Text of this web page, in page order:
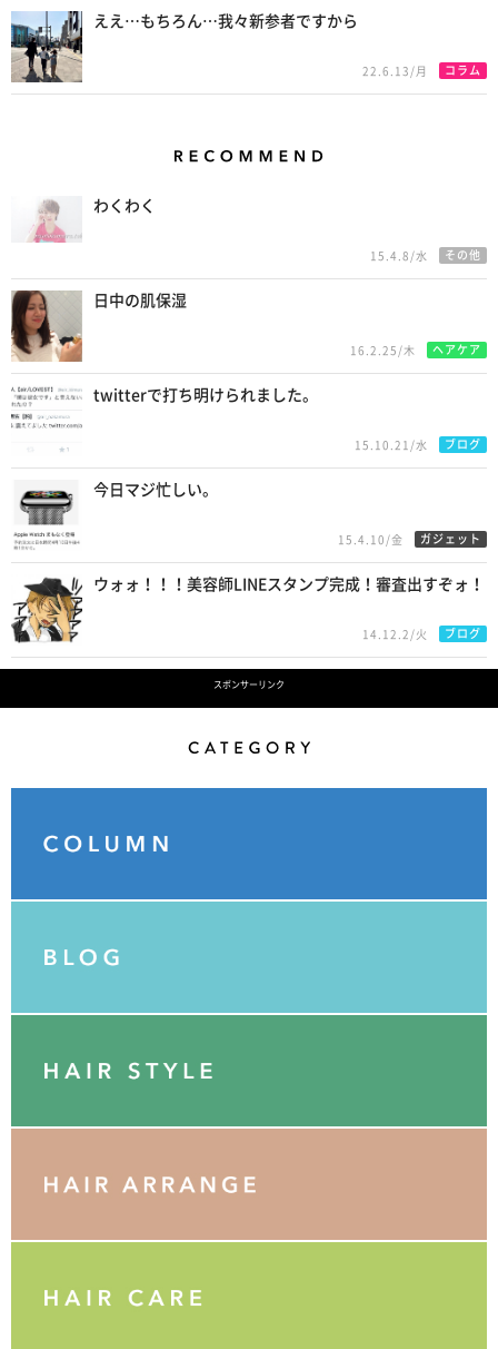
ええ…もちろん…我々新参者ですから
22.6.13/月 コラム
わくわく
15.4.8/水 その他
日中の肌保湿
16.2.25/木 ヘアケア
twitterで打ち明けられました。
15.10.21/水 ブログ
今日マジ忙しい。
15.4.10/金 ガジェット
ウォォ！！！美容師LINEスタンプ完成！審査出すぞォ！
14.12.2/火 ブログ
スポンサーリンク